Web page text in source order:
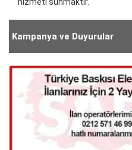
Kampanya ve Duyurular